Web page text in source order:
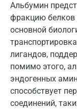
Альбумин
фракцию белков
основной
лигандов,
помимо этого,
эндогенных
способствует
соединений,